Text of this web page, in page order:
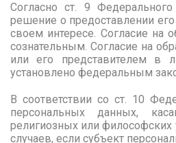
Согласно ст. 9
решение о предоставлении
своем интересе. Согласие
сознательным. Согласие на
или его представителем в
установлено федеральным
В соответствии со ст. 10
персональных данных,
религиозных или философских
случаев, если субъект